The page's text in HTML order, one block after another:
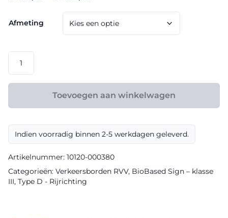
€ 101,20
tot
€ 165,60
Afmeting
model
D03
III
Sign
aantal
Toevoegen aan winkelwagen
Indien voorradig binnen 2-5 werkdagen geleverd.
Artikelnummer: 10120-000380
Categorieën: Verkeersborden RVV, BioBased Sign – klasse
III, Type D - Rijrichting